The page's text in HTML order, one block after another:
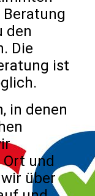
den
Die
ist
in denen
und
über